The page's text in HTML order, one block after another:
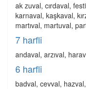
ak zuval, cırdaval,
karnaval, kaşkaval,
martıval, martuval,
7 harfli
andaval, arzıval,
6 harfli
badval, cevval,